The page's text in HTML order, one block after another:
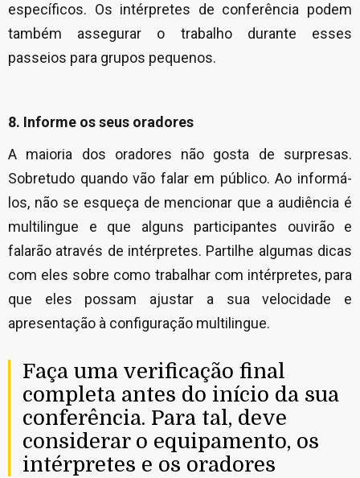
específicos. Os intérpretes de conferência podem
também assegurar o trabalho durante esses
passeios para grupos pequenos.
8. Informe os seus oradores
A maioria dos oradores não gosta de surpresas.
Sobretudo quando vão falar em público. Ao informá-
los, não se esqueça de mencionar que a audiência é
multilingue e que alguns participantes ouvirão e
falarão através de intérpretes. Partilhe algumas dicas
com eles sobre como trabalhar com intérpretes, para
que eles possam ajustar a sua velocidade e
apresentação à configuração multilingue.
Faça uma verificação final
completa antes do início da sua
conferência. Para tal, deve
considerar o equipamento, os
intérpretes e os oradores